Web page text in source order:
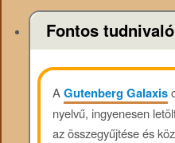
Fontos
AGutenberg Galaxis
nyelvű, ingyenesen
az összegyűjtése és